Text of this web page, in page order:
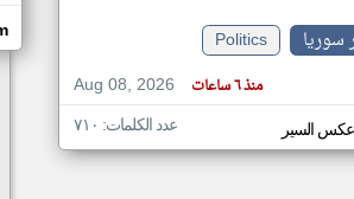
سوريا
Politics
Aug 08, 2026
منذ ٦ ساعات
عكس السير عدد الكلمات: ٧١٠